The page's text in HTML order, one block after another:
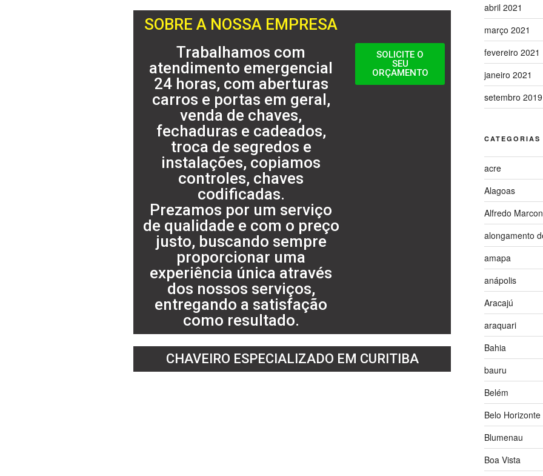
SOBRE A NOSSA EMPRESA
Trabalhamos com
atendimento emergencial
24 horas, com aberturas
carros e portas em geral,
venda de chaves,
fechaduras e cadeados,
troca de segredos e
instalações, copiamos
controles, chaves
codificadas.
Prezamos por um serviço
de qualidade e com o preço
justo, buscando sempre
proporcionar uma
experiência única através
dos nossos serviços,
entregando a satisfação
como resultado.
SOLICITE O
SEU
ORÇAMENTO
CHAVEIRO ESPECIALIZADO EM CURITIBA
abril 2021
março 2021
fevereiro 2021
janeiro 2021
setembro 2019
CATEGORIAS
acre
Alagoas
Alfredo
alongamento
amapa
anápolis
Aracajú
araquari
Bahia
bauru
Belém
Belo Horizonte
Blumenau
Boa Vista